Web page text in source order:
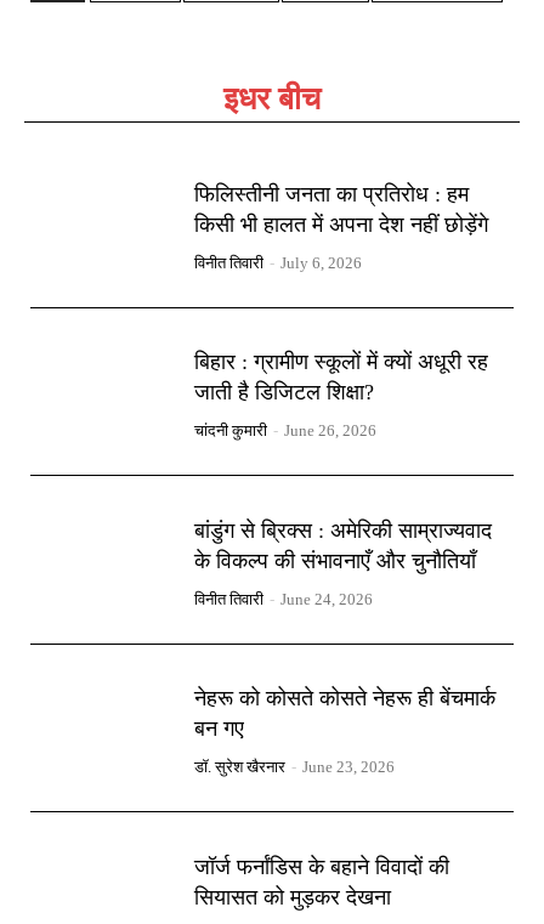
इधर बीच
फिलिस्तीनी जनता का प्रतिरोध : हम
किसी भी हालत में अपना देश नहीं छोड़ेंगे
विनीत तिवारी - July 6, 2026
बिहार : ग्रामीण स्कूलों में क्यों अधूरी रह
जाती है डिजिटल शिक्षा?
चांदनी कुमारी - June 26, 2026
बांडुंग से ब्रिक्स : अमेरिकी साम्राज्यवाद
के विकल्प की संभावनाएँ और चुनौतियाँ
विनीत तिवारी - June 24, 2026
नेहरू को कोसते कोसते नेहरू ही बेंचमार्क
बन गए
डॉ. सुरेश खैरनार - June 23, 2026
जॉर्ज फर्नांडिस के बहाने विवादों की
सियासत को मुड़कर देखना